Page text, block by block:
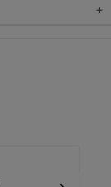
+